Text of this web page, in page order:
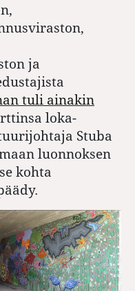
ja
tuli ainakin
loka-
Stuba
luonnoksen
kohta